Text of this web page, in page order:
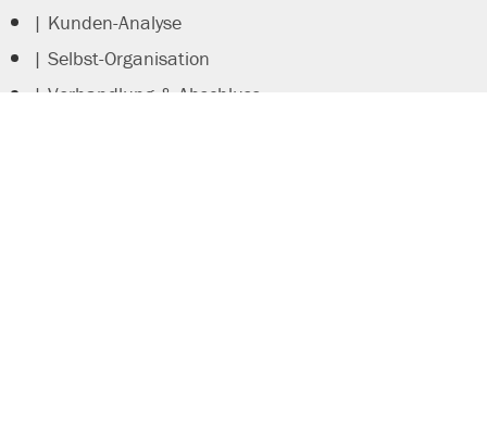
| Kunden-Analyse
| Selbst-Organisation
| Verhandlung & Abschluss